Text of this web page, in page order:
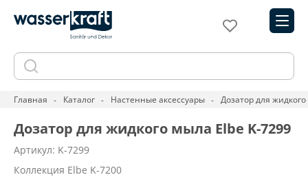
Главная Каталог Настенные аксессуары Дозатор для
Дозатор для жидкого мыла Elbe K-7299
Артикул: K-7299
Коллекция Elbe K-7200